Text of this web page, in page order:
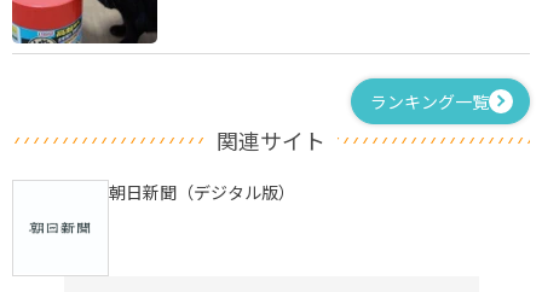
ランキング一覧
関連サイト
朝日新聞（デジタル版）